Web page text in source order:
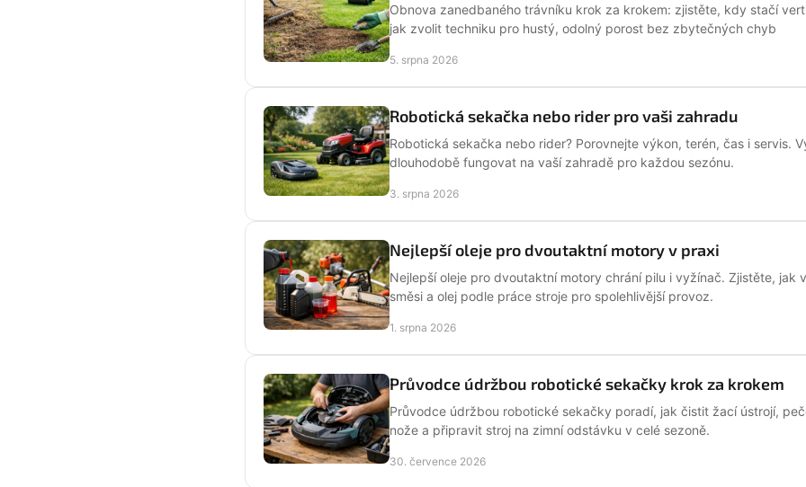
Obnova zanedbaného trávníku krok za krokem: zjistěte, kdy stačí
jak zvolit techniku pro hustý, odolný porost bez zbytečných chyb
5. srpna 2026
Robotická sekačka nebo rider pro vaši zahradu
Robotická sekačka nebo rider? Porovnejte výkon, terén, čas i servis.
dlouhodobě fungovat na vaší zahradě pro každou sezónu.
3. srpna 2026
Nejlepší oleje pro dvoutaktní motory v praxi
Nejlepší oleje pro dvoutaktní motory chrání pilu i vyžínač. Zjistěte, jak
směsi a olej podle práce stroje pro spolehlivější provoz.
1. srpna 2026
Průvodce údržbou robotické sekačky krok za krokem
Průvodce údržbou robotické sekačky poradí, jak čistit žací ústrojí,
nože a připravit stroj na zimní odstávku v celé sezoně.
30. července 2026